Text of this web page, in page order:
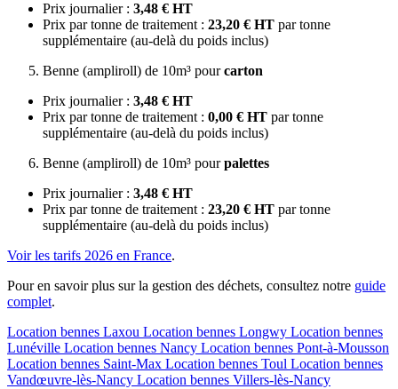
Prix journalier : 3,48 € HT
Prix par tonne de traitement : 23,20 € HT par tonne
supplémentaire (au-delà du poids inclus)
Benne (ampliroll) de 10m³ pourcarton
Prix journalier : 3,48 € HT
Prix par tonne de traitement : 0,00 € HT par tonne
supplémentaire (au-delà du poids inclus)
Benne (ampliroll) de 10m³ pourpalettes
Prix journalier : 3,48 € HT
Prix par tonne de traitement : 23,20 € HT par tonne
supplémentaire (au-delà du poids inclus)
Voir les tarifs 2026 en France.
Pour en savoir plus sur la gestion des déchets, consultez notre guide
complet.
Location bennes Laxou Location bennes Longwy Location bennes
Lunéville Location bennes Nancy Location bennes Pont-à-Mousson
Location bennes Saint-Max Location bennes Toul Location bennes
Vandœuvre-lès-Nancy Location bennes Villers-lès-Nancy